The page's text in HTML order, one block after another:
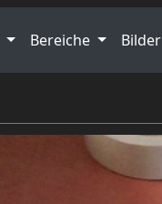
Bereiche Bilder